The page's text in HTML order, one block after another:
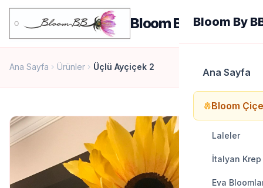
Bloom By BBBloom By
Ana Sayfa
local_floristBloom
Laleler
İtalyan
Eva
Ana Sayfa chevron_right Ürünler chevron_right Üçlü Ayçiçek 2